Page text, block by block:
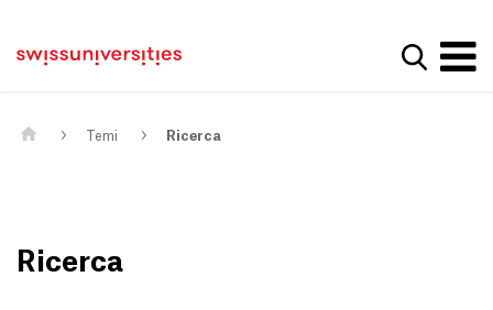
Navigazione principale
Contenuto
Meta Navigation
Mostra
Temi Ricerca
Ricerca